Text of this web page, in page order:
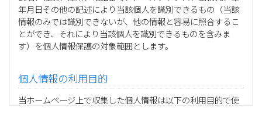
年月日その他の記述により当該個人を識別できるもの（当該
情報のみでは識別できないが、他の情報と容易に照合するこ
とができ、それにより当該個人を識別できるものを含みま
す）を個人情報保護の対象範囲とします。
個人情報の利用目的
当ホームページ上で収集した個人情報は以下の利用目的で使